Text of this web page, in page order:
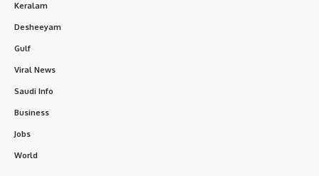
Keralam
Desheeyam
Gulf
Viral News
Saudi Info
Business
Jobs
World